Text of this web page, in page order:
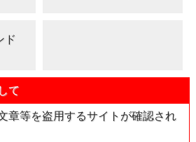
ド
て
章等を盗用するサイトが確認され